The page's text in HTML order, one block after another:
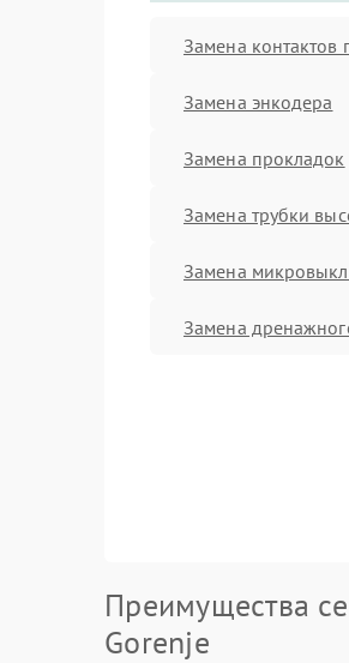
Замена контактов
Замена энкодера
Замена прокладок
Замена трубки
Замена
Замена
Преимущества
Gorenje